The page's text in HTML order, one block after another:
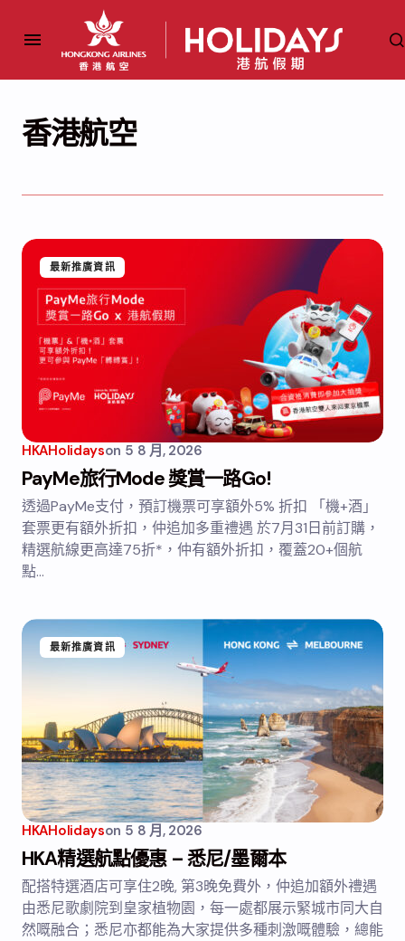
香港航空
最新推廣資訊
HKAHolidayson 5 8 月, 2026
PayMe旅行Mode 獎賞一路Go!
透過PayMe支付，預訂機票可享額外5% 折扣 「機+酒」
套票更有額外折扣，仲追加多重禮遇 於7月31日前訂購，
精選航線更高達75折*，仲有額外折扣，覆蓋20+個航
點…
最新推廣資訊
HKAHolidayson 5 8 月, 2026
HKA精選航點優惠 – 悉尼/墨爾本
配搭特選酒店可享住2晚, 第3晚免費外，仲追加額外禮遇
由悉尼歌劇院到皇家植物園，每一處都展示緊城市同大自
然嘅融合；悉尼亦都能為大家提供多種刺激嘅體驗，總能